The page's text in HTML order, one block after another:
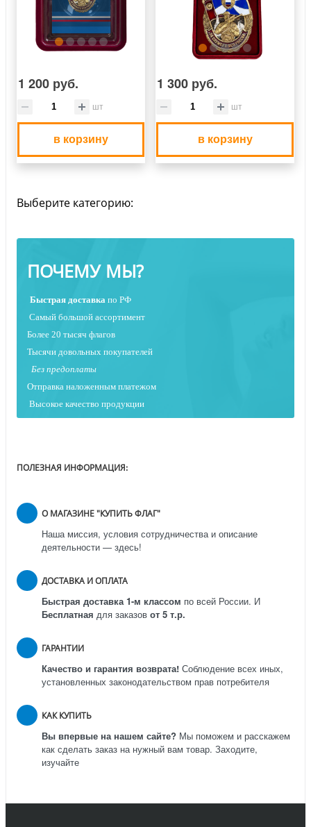
1 200 руб.
шт
в корзину
1 300 руб.
шт
в корзину
Выберите категорию:
ПОЧЕМУ МЫ?
Быстрая доставка по РФ
Самый большой ассортимент
Более 20 тысяч флагов
Тысячи довольных покупателей
Без предоплаты
Отправка наложенным платежом
Высокое качество продукции
ПОЛЕЗНАЯ ИНФОРМАЦИЯ:
О МАГАЗИНЕ "КУПИТЬ ФЛАГ"
Наша миссия, условия сотрудничества и описание
деятельности — здесь!
ДОСТАВКА И ОПЛАТА
Быстрая доставка 1-м классом по всей России. И
Бесплатная для заказов от 5 т.р.
ГАРАНТИИ
Качество и гарантия возврата! Соблюдение всех иных,
установленных законодательством прав потребителя
КАК КУПИТЬ
Вы впервые на нашем сайте? Мы поможем и расскажем
как сделать заказ на нужный вам товар. Заходите,
изучайте